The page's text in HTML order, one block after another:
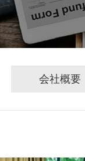
会社概要